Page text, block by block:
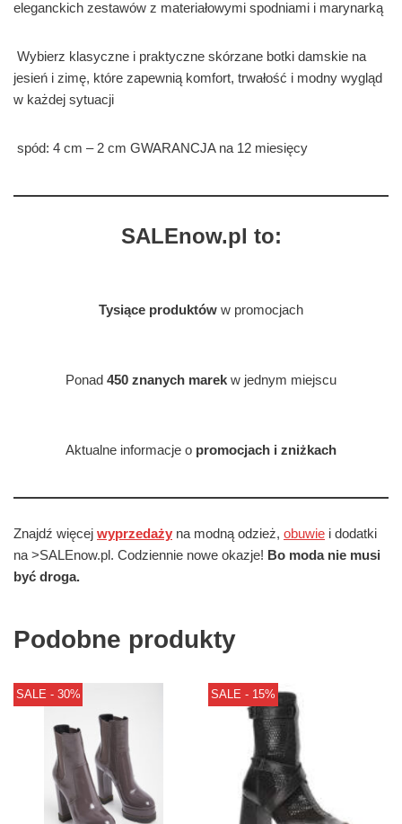
eleganckich zestawów z materiałowymi spodniami i marynarką
Wybierz klasyczne i praktyczne skórzane botki damskie na
jesień i zimę, które zapewnią komfort, trwałość i modny wygląd
w każdej sytuacji
spód: 4 cm – 2 cm GWARANCJA na 12 miesięcy
SALEnow.pl to:
Tysiące produktów w promocjach
Ponad 450 znanych marek w jednym miejscu
Aktualne informacje o promocjach i zniżkach
Znajdź więcej wyprzedaży na modną odzież, obuwie i dodatki
na >SALEnow.pl. Codziennie nowe okazje! Bo moda nie musi
być droga.
Podobne produkty
SALE - 30% SALE - 15%